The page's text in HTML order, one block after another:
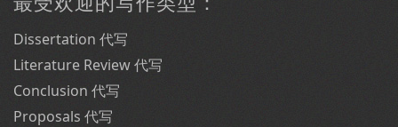
Dissertation 代写
Literature Review 代写
Conclusion 代写
Proposals 代写